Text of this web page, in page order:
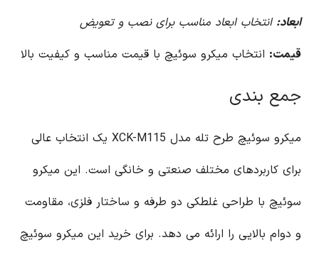
ابعاد: انتخاب ابعاد مناسب برای نصب و تعویض
قیمت: انتخاب میکرو سوئیچ با قیمت مناسب و کیفیت بالا
جمع بندی
میکرو سوئیچ طرح تله مدل XCK-M115 یک انتخاب عالی
برای کاربردهای مختلف صنعتی و خانگی است. این میکرو
سوئیچ با طراحی غلطکی دو طرفه و ساختار فلزی، مقاومت
و دوام بالایی را ارائه می دهد. برای خرید این میکرو سوئیچ